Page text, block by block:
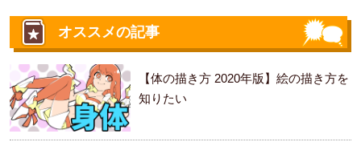
オススメの記事
【体の描き方 2020年版】絵の描き方を
知りたい